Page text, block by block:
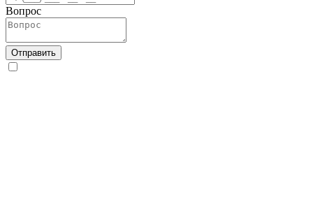
Вопрос
Отправить